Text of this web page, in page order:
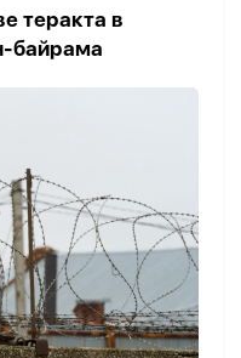
теракта в
байрама